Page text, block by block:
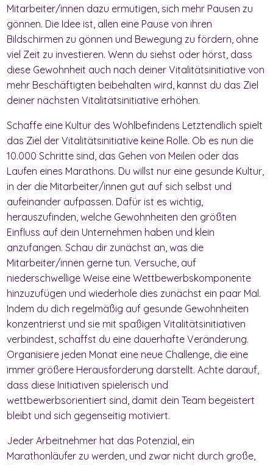
Mitarbeiter/innen dazu ermutigen, sich mehr Pausen zu
gönnen. Die Idee ist, allen eine Pause von ihren
Bildschirmen zu gönnen und Bewegung zu fördern, ohne
viel Zeit zu investieren. Wenn du siehst oder hörst, dass
diese Gewohnheit auch nach deiner Vitalitätsinitiative von
mehr Beschäftigten beibehalten wird, kannst du das Ziel
deiner nächsten Vitalitätsinitiative erhöhen.
Schaffe eine Kultur des Wohlbefindens Letztendlich spielt
das Ziel der Vitalitätsinitiative keine Rolle. Ob es nun die
10.000 Schritte sind, das Gehen von Meilen oder das
Laufen eines Marathons. Du willst nur eine gesunde Kultur,
in der die Mitarbeiter/innen gut auf sich selbst und
aufeinander aufpassen. Dafür ist es wichtig,
herauszufinden, welche Gewohnheiten den größten
Einfluss auf dein Unternehmen haben und klein
anzufangen. Schau dir zunächst an, was die
Mitarbeiter/innen gerne tun. Versuche, auf
niederschwellige Weise eine Wettbewerbskomponente
hinzuzufügen und wiederhole dies zunächst ein paar Mal.
Indem du dich regelmäßig auf gesunde Gewohnheiten
konzentrierst und sie mit spaßigen Vitalitätsinitiativen
verbindest, schaffst du eine dauerhafte Veränderung.
Organisiere jeden Monat eine neue Challenge, die eine
immer größere Herausforderung darstellt. Achte darauf,
dass diese Initiativen spielerisch und
wettbewerbsorientiert sind, damit dein Team begeistert
bleibt und sich gegenseitig motiviert.
Jeder Arbeitnehmer hat das Potenzial, ein
Marathonläufer zu werden, und zwar nicht durch große,